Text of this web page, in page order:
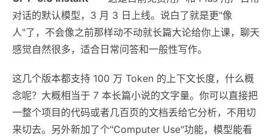
对话的默认模型，3 月 3 日上线。说白了就是更"像
人"了，不会像之前那样动不动就长篇大论给你上课，聊天
感觉自然很多，适合日常问答和一般性写作。
这几个版本都支持 100 万 Token 的上下文长度，什么概
念呢？大概相当于 7 本长篇小说的文字量。你可以直接把
一整个项目的代码或者几百页的文档丢给它分析，不用切
来切去。另外新加了个"Computer Use"功能，模型能看